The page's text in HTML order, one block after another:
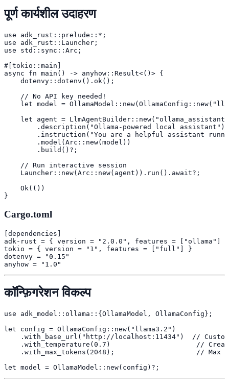
पूर्ण कार्यशील उदाहरण
use adk_rust::prelude::*;
use adk_rust::Launcher;
use std::sync::Arc;
#[tokio::main]
async fn main() -> anyhow::Result<()> {
    dotenvy::dotenv().ok();
    // No API key needed!
let model =
let agent =
        .description("Ollama-powered local assistant")
.instruction("You are a helpful assistant
        .model(Arc::new(model))
        .build()?;
    // Run interactive session
    Launcher::new(Arc::new(agent)).run().await?;
    Ok(())
}
Cargo.toml
[dependencies]
adk-rust = { version = "2.0.0", features = ["ollama"] }
tokio = { version = "1", features = ["full"] }
dotenvy = "0.15"
anyhow = "1.0"
कॉन्फ़िगरेशन विकल्प
use adk_model::ollama::{OllamaModel, OllamaConfig};
let config = OllamaConfig::new("llama3.2")
.with_base_url("http://localhost:11434")  //
.with_temperature(0.7)                     //
.with_max_tokens(2048);                    // Max
let model = OllamaModel::new(config)?;